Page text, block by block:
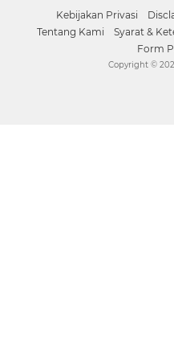
Kebijakan Privasi
Tentang Kami
Syarat &
Form
Copyright ©